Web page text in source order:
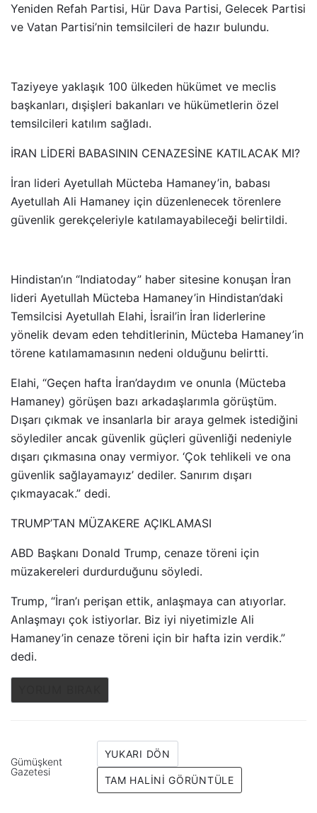
Yeniden Refah Partisi, Hür Dava Partisi, Gelecek Partisi
ve Vatan Partisi’nin temsilcileri de hazır bulundu.
Taziyeye yaklaşık 100 ülkeden hükümet ve meclis
başkanları, dışişleri bakanları ve hükümetlerin özel
temsilcileri katılım sağladı.
İRAN LİDERİ BABASININ CENAZESİNE KATILACAK MI?
İran lideri Ayetullah Mücteba Hamaney’in, babası
Ayetullah Ali Hamaney için düzenlenecek törenlere
güvenlik gerekçeleriyle katılamayabileceği belirtildi.
Hindistan’ın “Indiatoday” haber sitesine konuşan İran
lideri Ayetullah Mücteba Hamaney’in Hindistan’daki
Temsilcisi Ayetullah Elahi, İsrail’in İran liderlerine
yönelik devam eden tehditlerinin, Mücteba Hamaney’in
törene katılamamasının nedeni olduğunu belirtti.
Elahi, “Geçen hafta İran’daydım ve onunla (Mücteba
Hamaney) görüşen bazı arkadaşlarımla görüştüm.
Dışarı çıkmak ve insanlarla bir araya gelmek istediğini
söylediler ancak güvenlik güçleri güvenliği nedeniyle
dışarı çıkmasına onay vermiyor. ‘Çok tehlikeli ve ona
güvenlik sağlayamayız’ dediler. Sanırım dışarı
çıkmayacak.” dedi.
TRUMP’TAN MÜZAKERE AÇIKLAMASI
ABD Başkanı Donald Trump, cenaze töreni için
müzakereleri durdurduğunu söyledi.
Trump, “İran’ı perişan ettik, anlaşmaya can atıyorlar.
Anlaşmayı çok istiyorlar. Biz iyi niyetimizle Ali
Hamaney’in cenaze töreni için bir hafta izin verdik.”
dedi.
Gümüşkent
Gazetesi
YUKARI DÖN
TAM HALINI GÖRÜNTÜLE